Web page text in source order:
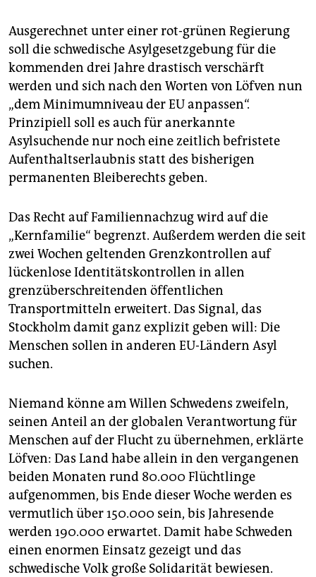
Ausgerechnet unter einer rot-grünen Regierung
soll die schwedische Asylgesetzgebung für die
kommenden drei Jahre drastisch verschärft
werden und sich nach den Worten von Löfven nun
„dem Minimumniveau der EU anpassen“.
Prinzipiell soll es auch für anerkannte
Asylsuchende nur noch eine zeitlich befristete
Aufenthaltserlaubnis statt des bisherigen
permanenten Bleiberechts geben.
Das Recht auf Familiennachzug wird auf die
„Kernfamilie“ begrenzt. Außerdem werden die seit
zwei Wochen geltenden Grenzkontrollen auf
lückenlose Identitätskontrollen in allen
grenzüberschreitenden öffentlichen
Transportmitteln erweitert. Das Signal, das
Stockholm damit ganz explizit geben will: Die
Menschen sollen in anderen EU-Ländern Asyl
suchen.
Niemand könne am Willen Schwedens zweifeln,
seinen Anteil an der globalen Verantwortung für
Menschen auf der Flucht zu übernehmen, erklärte
Löfven: Das Land habe allein in den vergangenen
beiden Monaten rund 80.000 Flüchtlinge
aufgenommen, bis Ende dieser Woche werden es
vermutlich über 150.000 sein, bis Jahresende
werden 190.000 erwartet. Damit habe Schweden
einen enormen Einsatz gezeigt und das
schwedische Volk große Solidarität bewiesen.